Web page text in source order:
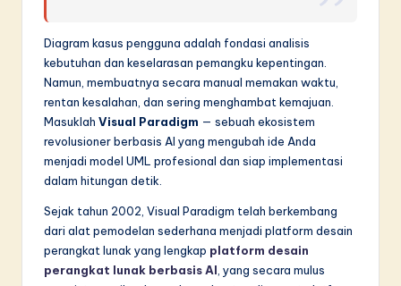
L
in
A
Diagram kasus pengguna adalah fondasi analisis
kebutuhan dan keselarasan pemangku kepentingan.
Namun, membuatnya secara manual memakan waktu,
rentan kesalahan, dan sering menghambat kemajuan.
Masuklah Visual Paradigm — sebuah ekosistem
revolusioner berbasis AI yang mengubah ide Anda
menjadi model UML profesional dan siap implementasi
dalam hitungan detik.
Sejak tahun 2002, Visual Paradigm telah berkembang
dari alat pemodelan sederhana menjadi platform desain
perangkat lunak yang lengkap platform desain
perangkat lunak berbasis AI , yang secara mulus